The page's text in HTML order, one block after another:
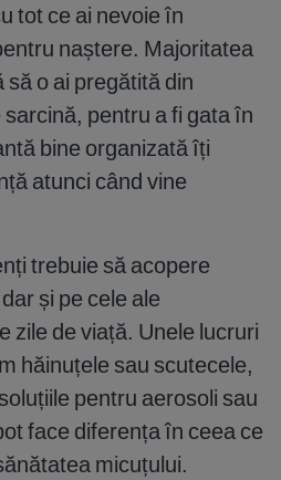
tot ce ai nevoie în
naștere. Majoritatea
o ai pregătită din
pentru a fi gata în
bine organizată îți
atunci când vine
trebuie să acopere
și pe cele ale
zile de viață. Unele lucruri
hăinuțele sau scutecele,
pentru aerosoli sau
face diferența în ceea ce
micuțului.